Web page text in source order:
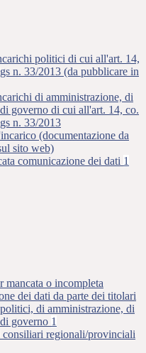
politici di cui all'art. 14,
n. 33/2013 (da pubblicare in
di amministrazione, di
governo di cui all'art. 14, co.
n. 33/2013
(documentazione da
sito web)
comunicazione dei dati 1
mancata o incompleta
dei dati da parte dei titolari
di amministrazione, di
governo 1
regionali/provinciali